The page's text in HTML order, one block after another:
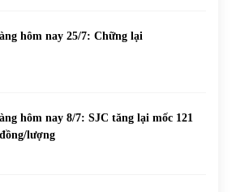
hôm nay 25/7: Chững lại
hôm nay 8/7: SJC tăng lại mốc 121
lượng